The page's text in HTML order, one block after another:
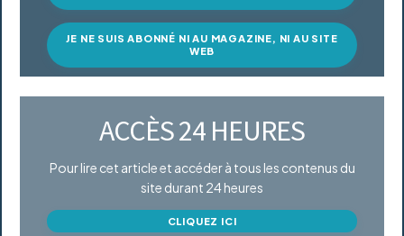
JE NE SUIS ABONNÉ NI AU MAGAZINE, NI AU SITE
WEB
ACCÈS 24 HEURES
Pour lire cet article et accéder à tous les contenus du
site durant 24 heures
CLIQUEZ ICI